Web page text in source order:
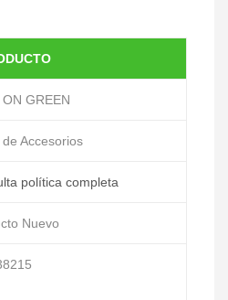
ON GREEN
de Accesorios
política completa
Nuevo